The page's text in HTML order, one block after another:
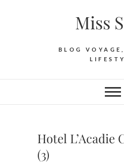
Miss
BLOG
Hotel L’Acadie
(3)